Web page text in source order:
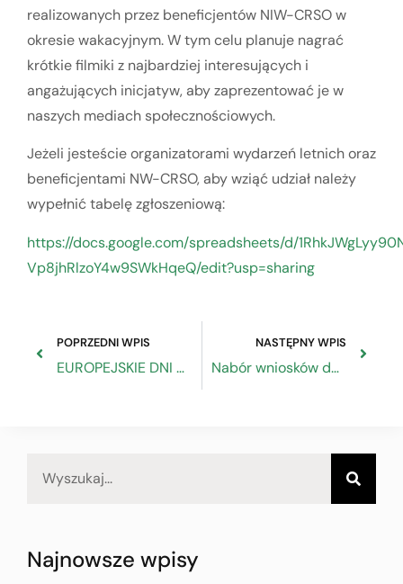
realizowanych przez beneficjentów NIW-CRSO w
okresie wakacyjnym. W tym celu planuje nagrać
krótkie filmiki z najbardziej interesujących i
angażujących inicjatyw, aby zaprezentować je w
naszych mediach społecznościowych.
Jeżeli jesteście organizatorami wydarzeń letnich oraz
beneficjentami NW-CRSO, aby wziąć udział należy
wypełnić tabelę zgłoszeniową:
https://docs.google.com/spreadsheets/d/
Vp8jhRlzoY4w9SWkHqeQ/edit?usp=sharing
POPRZEDNI WPIS
EUROPEJSKIE DNI PRACY
NASTĘPNY WPIS
Nabór wniosków do działania „Automatyzacja i robotyzacja w MŚP”
Najnowsze wpisy